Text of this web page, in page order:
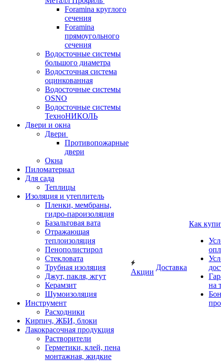
Foramina круглого
сечения
Foramina
прямоугольного
сечения
Водосточные системы
большого диаметра
Водосточная система
оцинкованная
Водосточные системы
OSNO
Водосточные системы
ТехноНИКОЛЬ
Двери и окна
Двери
Противопожарные
двери
Окна
Пиломатериал
Для сада
Теплицы
Изоляция и утеплитель
Пленки, мембраны,
гидро-пароизоляция
Базальтовая вата
Отражающая
теплоизоляция
Пенополистирол
Стекловата
Трубная изоляция
Джут, пакля, жгут
Керамзит
Шумоизоляция
Инструмент
Расходники
Кирпич, ЖБИ, блоки
Лакокрасочная продукция
Растворители
Герметики, клей, пена
монтажная, жидкие
Акции
Доставка
Как
на